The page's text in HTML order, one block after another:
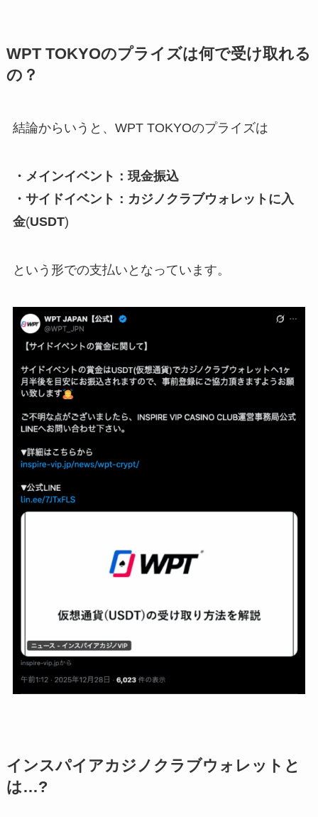
WPT TOKYOのプライズは何で受け取れる
の？
結論からいうと、WPT TOKYOのプライズは
・メインイベント：現金振込
・サイドイベント：カジノクラブウォレットに入
金(USDT)
という形での支払いとなっています。
インスパイアカジノクラブウォレット と
は…?